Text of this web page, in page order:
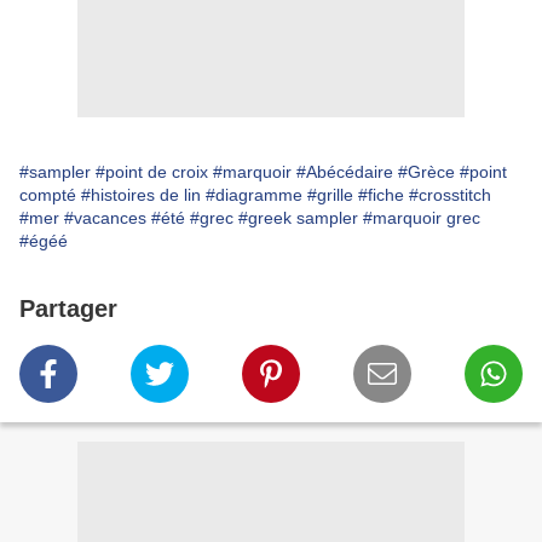
#sampler #point de croix #marquoir #Abécédaire #Grèce #point
compté #histoires de lin #diagramme #grille #fiche #crosstitch
#mer #vacances #été #grec #greek sampler #marquoir grec
#égéé
Partager